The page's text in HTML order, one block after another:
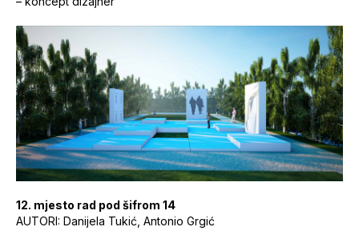
12. mjesto rad pod šifrom 14
AUTORI: Danijela Tukić, Antonio Grgić